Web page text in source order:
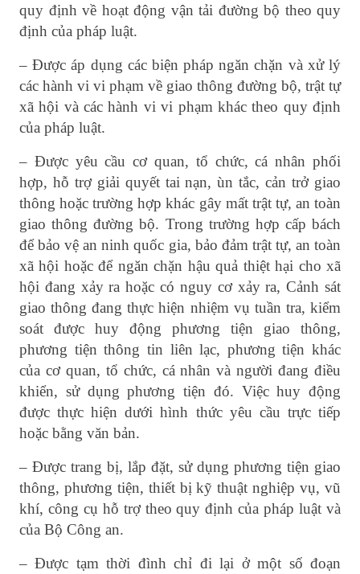
quy định về hoạt động vận tải đường bộ theo quy
định của pháp luật.
– Được áp dụng các biện pháp ngăn chặn và xử lý
các hành vi vi phạm về giao thông đường bộ, trật tự
xã hội và các hành vi vi phạm khác theo quy định
của pháp luật.
– Được yêu cầu cơ quan, tổ chức, cá nhân phối
hợp, hỗ trợ giải quyết tai nạn, ùn tắc, cản trở giao
thông hoặc trường hợp khác gây mất trật tự, an toàn
giao thông đường bộ. Trong trường hợp cấp bách
để bảo vệ an ninh quốc gia, bảo đảm trật tự, an toàn
xã hội hoặc để ngăn chặn hậu quả thiệt hại cho xã
hội đang xảy ra hoặc có nguy cơ xảy ra, Cảnh sát
giao thông đang thực hiện nhiệm vụ tuần tra, kiểm
soát được huy động phương tiện giao thông,
phương tiện thông tin liên lạc, phương tiện khác
của cơ quan, tổ chức, cá nhân và người đang điều
khiển, sử dụng phương tiện đó. Việc huy động
được thực hiện dưới hình thức yêu cầu trực tiếp
hoặc bằng văn bản.
– Được trang bị, lắp đặt, sử dụng phương tiện giao
thông, phương tiện, thiết bị kỹ thuật nghiệp vụ, vũ
khí, công cụ hỗ trợ theo quy định của pháp luật và
của Bộ Công an.
– Được tạm thời đình chỉ đi lại ở một số đoạn